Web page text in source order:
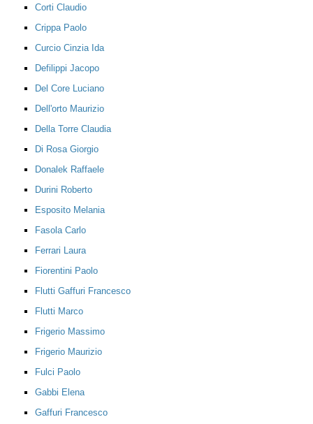
Corti Claudio
Crippa Paolo
Curcio Cinzia Ida
Defilippi Jacopo
Del Core Luciano
Dell'orto Maurizio
Della Torre Claudia
Di Rosa Giorgio
Donalek Raffaele
Durini Roberto
Esposito Melania
Fasola Carlo
Ferrari Laura
Fiorentini Paolo
Flutti Gaffuri Francesco
Flutti Marco
Frigerio Massimo
Frigerio Maurizio
Fulci Paolo
Gabbi Elena
Gaffuri Francesco